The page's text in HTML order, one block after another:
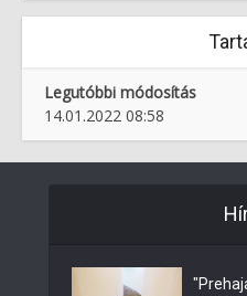
Legutóbbi módosítás
14.01.2022 08:58